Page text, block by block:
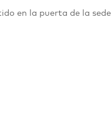
en la puerta de la